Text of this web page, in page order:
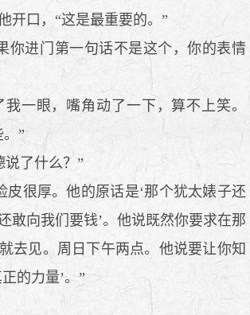
开口，“这是最重要的。”
进门第一句话不是这个，你的表情
一眼，嘴角动了一下，算不上笑。
。”
了什么？”
很厚。他的原话是‘那个犹太婊子还
敢向我们要钱’。他说既然你要求在那
去见。周日下午两点。他说要让你知
的力量’。”